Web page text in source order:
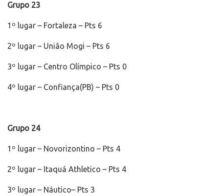
Grupo 23
1º lugar – Fortaleza – Pts 6
2º lugar – União Mogi – Pts 6
3º lugar – Centro Olímpico – Pts 0
4º lugar – Confiança(PB) – Pts 0
Grupo 24
1º lugar – Novorizontino – Pts 4
2º lugar – Itaquá Athletico – Pts 4
3º lugar – Náutico– Pts 3